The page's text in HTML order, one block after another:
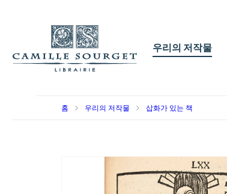
우리의 저작물
홈 우리의 저작물 삽화가 있는 책